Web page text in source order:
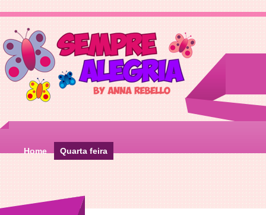
Home Quarta feira